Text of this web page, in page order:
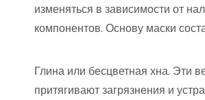
изменяться в зависимости от
компонентов. Основу маски
Глина или бесцветная хна. Эти
притягивают загрязнения и